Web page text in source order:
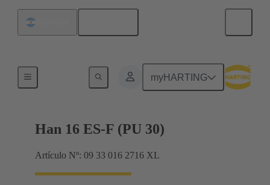
myHARTING
Corrientes hasta 16 A
Han 16 ES-F (PU 30)
Artículo Nº: 09 33 016 2716 XL